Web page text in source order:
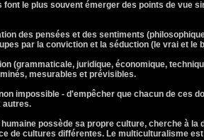
le plus souvent émerger des points de vue
des pensées et des sentiments
par la conviction et la séduction (le vrai et le
(grammaticale, juridique, économique,
mesurables et prévisibles.
impossible - d'empêcher que chacun de ces
autres.
possède sa propre culture, cherche à
de cultures différentes. Le multiculturalisme